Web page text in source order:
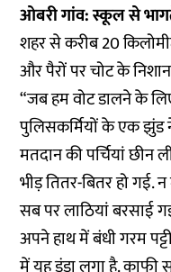
ओबरी गांव: स्कूल से
शहर से करीब 20
और पैरों पर चोट के
“जब हम वोट डालने के
पुलिसकर्मियों के एक झुंड
मतदान की पर्चियां छीन
भीड़ तितर-बितर हो गई.
सब पर लाठियां बरसाई
अपने हाथ में बंधी गरम